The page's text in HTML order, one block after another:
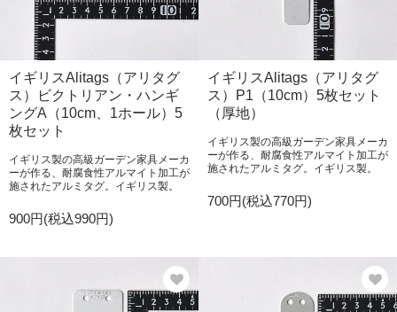
イギリスAlitags（アリタグ
ス）ビクトリアン・ハンギ
ングA（10cm、1ホール）5
枚セット
イギリス製の高級ガーデン家具メーカ
ーが作る、耐腐食性アルマイト加工が
施されたアルミタグ。イギリス製。
900円(税込990円)
イギリスAlitags（アリタグ
ス）P1（10cm）5枚セット
（厚地）
イギリス製の高級ガーデン家具メーカ
ーが作る、耐腐食性アルマイト加工が
施されたアルミタグ。イギリス製。
700円(税込770円)